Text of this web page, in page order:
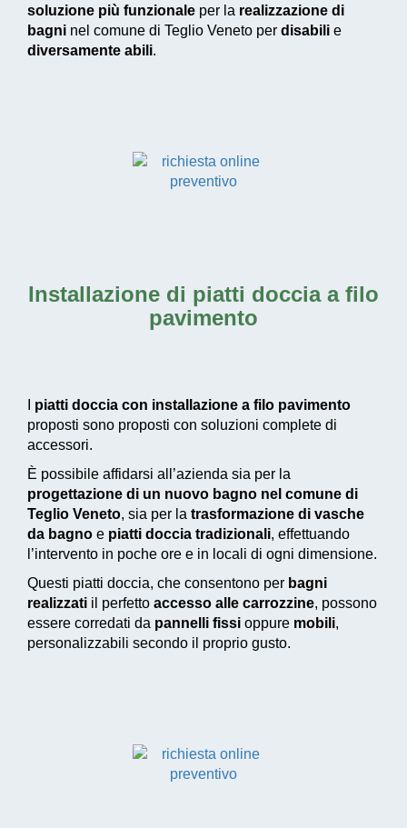
soluzione più funzionale per la realizzazione di
bagni nel comune di Teglio Veneto per disabili e
diversamente abili.
Installazione di piatti doccia a filo
pavimento
piatti doccia con installazione a filo pavimento
proposti sono proposti con soluzioni complete di
accessori.
È possibile affidarsi all’azienda sia per la
progettazione di un nuovo bagno nel comune di
Teglio Veneto, sia per la trasformazione di vasche
da bagno e piatti doccia tradizionali, effettuando
l’intervento in poche ore e in locali di ogni dimensione.
Questi piatti doccia, che consentono per bagni
realizzati il perfetto accesso alle carrozzine, possono
essere corredati da pannelli fissi oppure mobili,
personalizzabili secondo il proprio gusto.